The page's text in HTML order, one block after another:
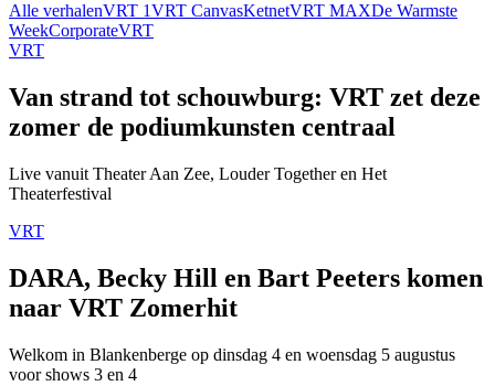
Alle verhalenVRT 1VRT CanvasKetnetVRT MAXDe Warmste
WeekCorporateVRT
VRT
Van strand tot schouwburg: VRT zet deze
zomer de podiumkunsten centraal
Live vanuit Theater Aan Zee, Louder Together en Het
Theaterfestival
VRT
DARA, Becky Hill en Bart Peeters komen
naar VRT Zomerhit
Welkom in Blankenberge op dinsdag 4 en woensdag 5 augustus
voor shows 3 en 4